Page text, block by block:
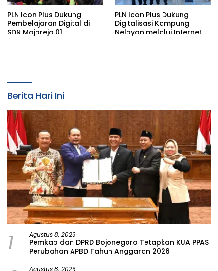
PLN Icon Plus Dukung
Pembelajaran Digital di
SDN Mojorejo 01
PLN Icon Plus Dukung
Digitalisasi Kampung
Nelayan melalui Internet
Berita Hari Ini
1 Agustus 8, 2026
Pemkab dan DPRD Bojonegoro Tetapkan KUA PPAS
Perubahan APBD Tahun Anggaran 2026
Agustus 8, 2026